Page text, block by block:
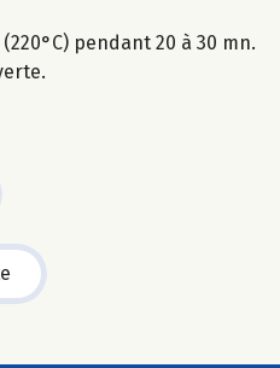
pendant 20 à 30 mn.